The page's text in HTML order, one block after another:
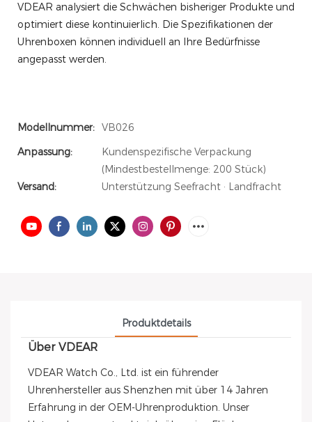
VDEAR analysiert die Schwächen bisheriger Produkte und
optimiert diese kontinuierlich. Die Spezifikationen der
Uhrenboxen können individuell an Ihre Bedürfnisse
angepasst werden.
Modellnummer: VB026
Anpassung:
Kundenspezifische Verpackung
(Mindestbestellmenge: 200 Stück)
Versand:
Unterstützung Seefracht · Landfracht
Produktdetails
Über VDEAR
VDEAR Watch Co., Ltd. ist ein führender
Uhrenhersteller aus Shenzhen mit über 14 Jahren
Erfahrung in der OEM-Uhrenproduktion. Unser